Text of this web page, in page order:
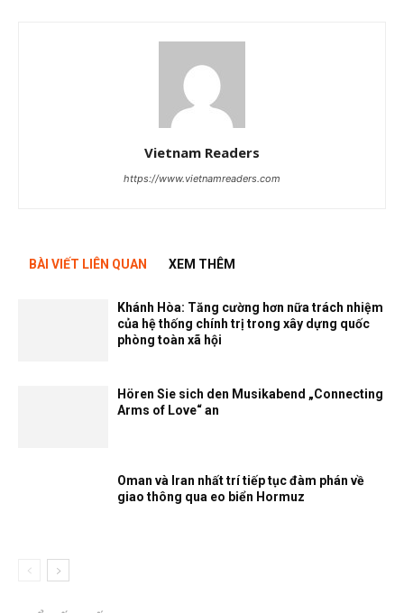
Vietnam Readers
https://www.vietnamreaders.com
BÀI VIẾT LIÊN QUAN XEM THÊM
Khánh Hòa: Tăng cường hơn nữa trách nhiệm
của hệ thống chính trị trong xây dựng quốc
phòng toàn xã hội
Hören Sie sich den Musikabend „Connecting
Arms of Love“ an
Oman và Iran nhất trí tiếp tục đàm phán về
giao thông qua eo biển Hormuz